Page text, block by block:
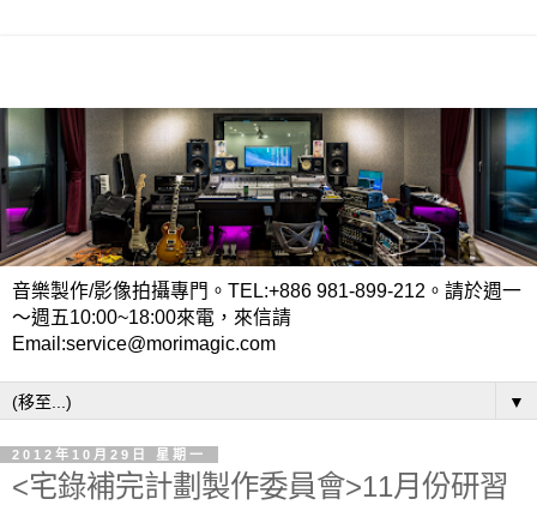
音樂製作/影像拍攝專門。TEL:+886 981-899-212。請於週一
～週五10:00~18:00來電，來信請
Email:service@morimagic.com
▼
2012年10月29日 星期一
<宅錄補完計劃製作委員會>11月份研習